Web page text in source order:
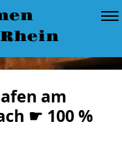
am
☛ 100 %